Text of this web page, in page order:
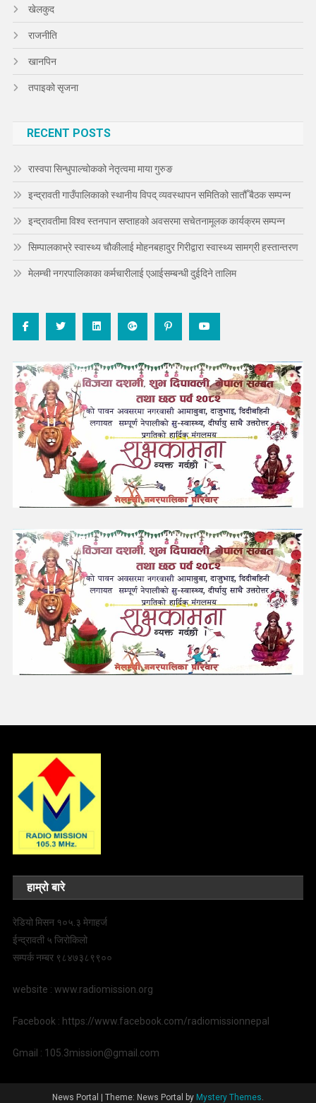
खेलकुद
राजनीति
खानपिन
तपाइको सृजना
RECENT POSTS
रास्वपा सिन्धुपाल्चोकको नेतृत्वमा माया गुरुङ
इन्द्रावती गाउँपालिकाको स्थानीय विपद् व्यवस्थापन समितिको सातौँ बैठक सम्पन्न
इन्द्रावतीमा विश्व स्तनपान सप्ताहको अवसरमा सचेतनामूलक कार्यक्रम सम्पन्न
सिम्पालकाभ्रे स्वास्थ्य चौकीलाई मोहनबहादुर गिरीद्वारा स्वास्थ्य सामग्री हस्तान्तरण
मेलम्ची नगरपालिकाका कर्मचारीलाई एआईसम्बन्धी दुईदिने तालिम
हाम्रो बारे
रेडियो मिसन १०५.३ मेगाहर्ज
ईन्द्रावती ५ जिरोकिलो
सम्पर्क नम्बर ९८४७३८९९००
website : www.radiomission.org
Facebook : https://www.facebook.com/radiomissionnepal
Gmail : 105.3mission@gmail.com
News Portal Theme: News Portal by Mystery Themes.